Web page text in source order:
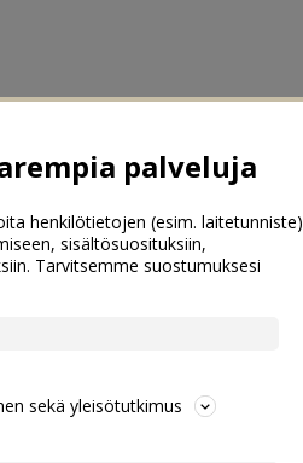
palveluja
henkilötietojen (esim. laitetunniste)
sisältösuosituksiin,
Tarvitsemme suostumuksesi
sekä yleisötutkimus